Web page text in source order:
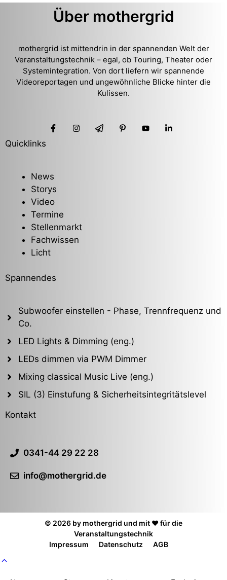
Über mothergrid
mothergrid ist mittendrin in der spannenden Welt der
Veranstaltungstechnik – egal, ob Touring, Theater oder
Systemintegration. Von dort liefern wir spannende
Videoreportagen und ungewöhnliche Blicke hinter die
Kulissen.
Quicklinks
News
Storys
Video
Termine
Stellenmarkt
Fachwissen
Licht
Spannendes
Subwoofer einstellen - Phase, Trennfrequenz und
Co.
LED Lights & Dimming (eng.)
LEDs dimmen via PWM Dimmer
Mixing classical Music Live (eng.)
SIL (3) Einstufung & Sicherheitsintegritätslevel
Kontakt
0341-44 29 22 28
info@mothergrid.de
© 2026 by mothergrid und mit ❤️ für die
Veranstaltungstechnik
Impressum
Datenschutz AGB